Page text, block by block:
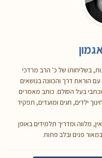
בשליחותו של כ' הרב מרדכי
הוראת דרך והכוונה בנושאים
בעל הסולם. כותב מאמרים
ילדים, חגים ומועדים, תפקיד
מלווה ומדריך תלמידים באופן
פנים ובלב פתוח.